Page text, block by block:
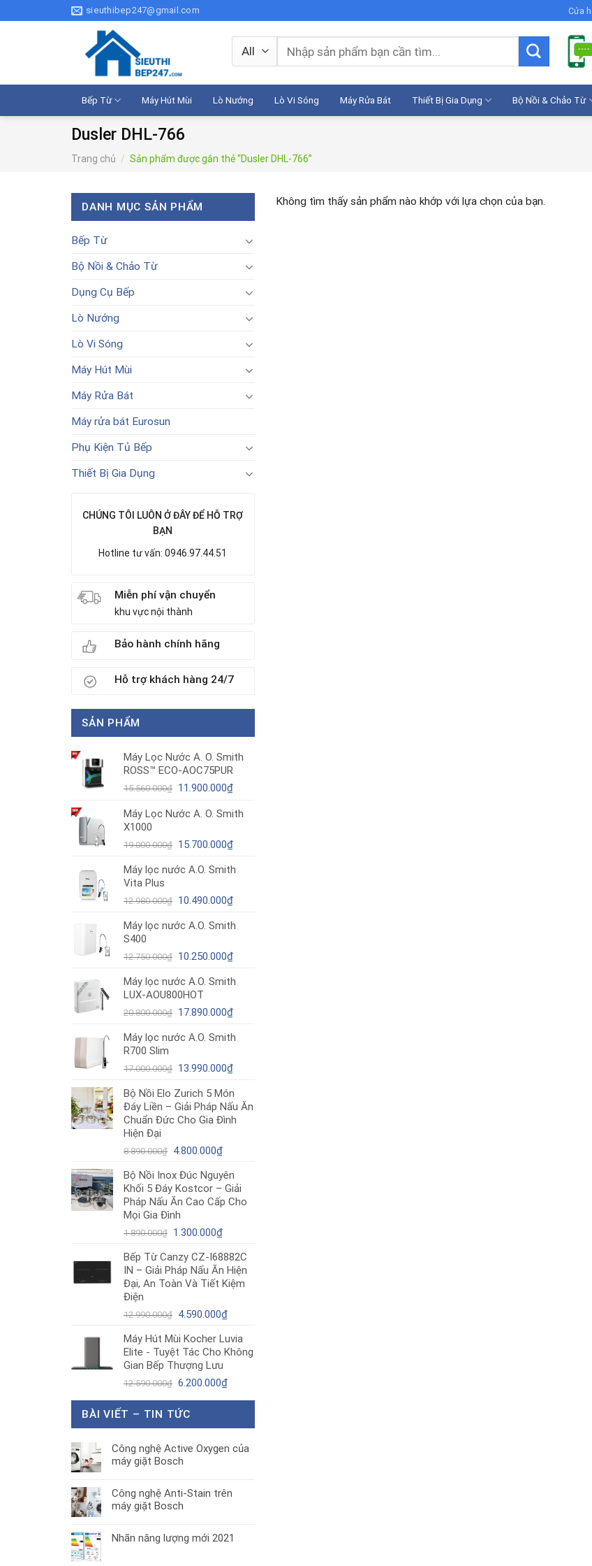
to
sieuthibep247@gmail.com Cửa
Tìm
kiếm:
Bếp Từ Máy Hút Mùi Lò Nướng Lò Vi Sóng Máy Rửa Bát Thiết Bị Gia Dụng Bộ Nồi & Chảo Từ
Dusler DHL-766
Trang chủ / Sản phẩm được gắn thẻ “Dusler DHL-766”
DANH MỤC SẢN PHẨM
Bếp Từ
Bộ Nồi & Chảo Từ
Dụng Cụ Bếp
Lò Nướng
Lò Vi Sóng
Máy Hút Mùi
Máy Rửa Bát
Máy rửa bát Eurosun
Phụ Kiện Tủ Bếp
Thiết Bị Gia Dụng
CHÚNG TÔI LUÔN Ở ĐÂY ĐỂ HỖ TRỢ
BẠN
Hotline tư vấn: 0946.97.44.51
Miễn phí vận chuyển
khu vực nội thành
Bảo hành chính hãng
Hỗ trợ khách hàng 24/7
SẢN PHẨM
Máy Lọc Nước A. O. Smith
ROSS™ ECO-AOC75PUR
15.560.000₫ Giá
là:
11.900.000₫Giá
tại
11.900.000₫.
Máy Lọc Nước A. O. Smith
X1000
19.000.000₫ Giá
là:
15.700.000₫Giá
tại
15.700.000₫.
Máy lọc nước A.O. Smith
Vita Plus
12.980.000₫ Giá
là:
10.490.000₫Giá
tại
10.490.000₫.
Máy lọc nước A.O. Smith
S400
12.750.000₫ Giá
là:
12.750.000₫.
10.250.000₫Giá
tại
10.250.000₫.
Máy lọc nước A.O. Smith
LUX-AOU800HOT
20.800.000₫ Giá
là:
17.890.000₫Giá
tại
17.890.000₫.
Máy lọc nước A.O. Smith
R700 Slim
17.000.000₫ Giá
là:
17.000.000₫.
13.990.000₫Giá
tại
là:
13.990.000₫.
Bộ Nồi Elo Zurich 5 Món
Đáy Liền – Giải Pháp Nấu Ăn
Chuẩn Đức Cho Gia Đình
Hiện Đại
8.890.000₫ Giá
là:
8.890.000₫.
4.800.000₫Giá
tại
là:
4.800.000₫.
Bộ Nồi Inox Đúc Nguyên
Khối 5 Đáy Kostcor – Giải
Pháp Nấu Ăn Cao Cấp Cho
Mọi Gia Đình
1.890.000₫ Giá
là:
1.890.000₫.
1.300.000₫Giá
tại
là:
1.300.000₫.
Bếp Từ Canzy CZ-I68882C
IN – Giải Pháp Nấu Ăn Hiện
Đại, An Toàn Và Tiết Kiệm
Điện
12.990.000₫ Giá
là:
12.990.000₫.
4.590.000₫Giá
tại
là:
Máy Hút Mùi Kocher Luvia
Elite - Tuyệt Tác Cho Không
Gian Bếp Thượng Lưu
12.590.000₫ Giá
là:
6.200.000₫Giá
BÀI VIẾT – TIN TỨC
Công nghệ Active Oxygen của
máy giặt Bosch
Công nghệ Anti-Stain trên
máy giặt Bosch
Nhãn năng lượng mới 2021
Không tìm thấy sản phẩm nào khớp với lựa chọn của bạn.